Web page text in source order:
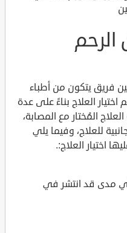
فريق يتكون من أطباء
العلاج بناءً على عدة
المُختار مع المصابة،
للعلاج، وفيما يلي
اختيار العلاج:.
مدى قد انتشر في